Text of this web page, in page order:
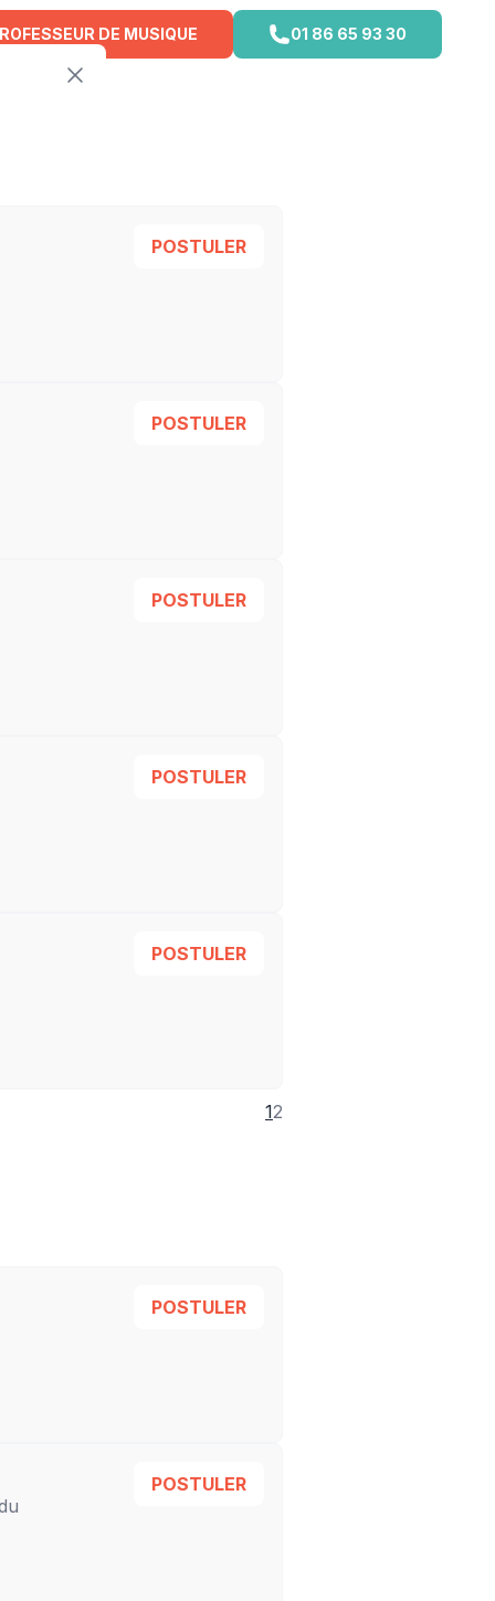
DE MUSIQUE 01 86 65 93 30
POSTULER
POSTULER
POSTULER
POSTULER
POSTULER
12
POSTULER
POSTULER